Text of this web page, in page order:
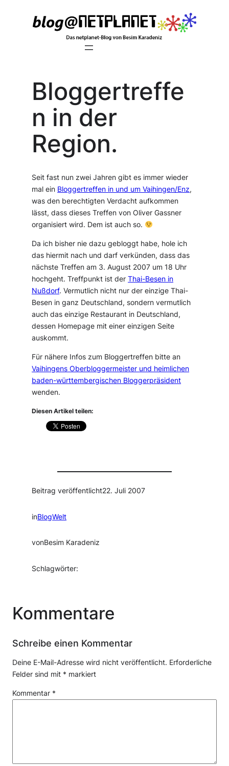
Bloggertreffe
n in der
Region.
Seit fast nun zwei Jahren gibt es immer wieder
mal ein Bloggertreffen in und um Vaihingen/Enz,
was den berechtigten Verdacht aufkommen
lässt, dass dieses Treffen von Oliver Gassner
organisiert wird. Dem ist auch so.
Da ich bisher nie dazu gebloggt habe, hole ich
das hiermit nach und darf verkünden, dass das
nächste Treffen am 3. August 2007 um 18 Uhr
hochgeht. Treffpunkt ist derThai-Besen in
Nußdorf. Vermutlich nicht nur der einzige Thai-
Besen in ganz Deutschland, sondern vermutlich
auch das einzige Restaurant in Deutschland,
dessen Homepage mit einer einzigen Seite
auskommt.
Für nähere Infos zum Bloggertreffen bitte an
Vaihingens Oberbloggermeister und heimlichen
baden-württembergischen Bloggerpräsident
wenden.
Diesen Artikel teilen:
Beitrag veröffentlicht22. Juli 2007
inBlogWelt
vonBesim Karadeniz
Schlagwörter:
Kommentare
Schreibe einen Kommentar
Deine E-Mail-Adresse wird nicht veröffentlicht. Erforderliche
Felder sind mit * markiert
Kommentar *